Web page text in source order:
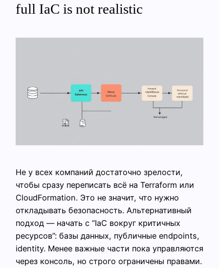
full IaC is not realistic
Не у всех компаний достаточно зрелости,
чтобы сразу переписать всё на Terraform или
CloudFormation. Это не значит, что нужно
откладывать безопасность. Альтернативный
подход — начать с “IaC вокруг критичных
ресурсов”: базы данных, публичные endpoints,
identity. Менее важные части пока управляются
через консоль, но строго ограничены правами.